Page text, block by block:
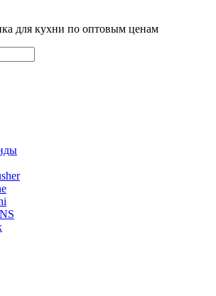
для кухни по оптовым ценам